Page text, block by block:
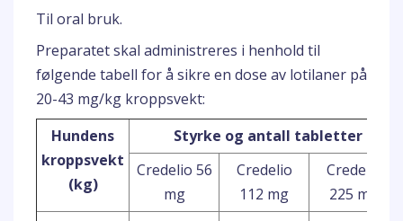
Til oral bruk.
Preparatet skal administreres i henhold til
følgende tabell for å sikre en dose av lotilaner på
20-43 mg/kg kroppsvekt:
Hundens
kroppsvekt
(kg)
Styrke og antall tabletter som
Credelio 56
mg
Credelio
112 mg
Credelio
225 mg